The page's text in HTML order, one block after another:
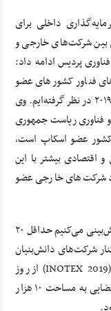
داخلی برای
بین شرکت‌های خارجی و
پردیس ادامه داد:
فناور کشورهای عضو
اسکاپ علاقه‌مند به حضور در نمایشگاه اینوتکس ۲۰۱۹ در نظر گرفته‌ایم. وی
فناوری ریاست جمهوری
ارتباط نزدیک‌تر با شرکت‌های خارجی ۶۳ کشور عضو اسکاپ است،
اقتصادی بیشتر با این
شرکت‌های خارجی عضو
رئیس پارک فناوری پردیس در ادامه اظهار کرد: پیش‌بینی می‌کنیم حداقل ۲۰
در نمایشگاه اینوتکس ۲۰۱۹ در کنار شرکت‌های دانش‌بنیان
داخلی میزبانی کنیم. هشتمین دوره نمایشگاه (INOTEX 2019) از روز
یکشنبه ۱۹ لغایت چهارشنبه ۲۲ خرداد ۱۳۹۸ در فضایی به مساحت ۱۰ هزار